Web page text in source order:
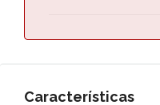
Características